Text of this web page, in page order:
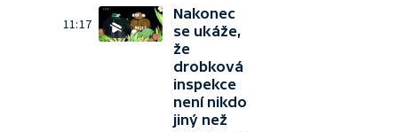
11:17
Nakonec
se ukáže,
že
drobková
inspekce
není nikdo
jiný než